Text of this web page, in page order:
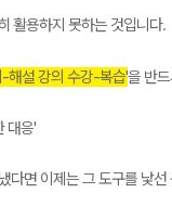
활용하지 못하는 것입니다.
해설 강의 수강-복습'을 반
대응'
면 이제는 그 도구를 낯